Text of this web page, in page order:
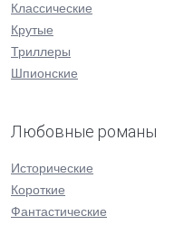
Классические
Крутые
Триллеры
Шпионские
Любовные романы
Исторические
Короткие
Фантастические